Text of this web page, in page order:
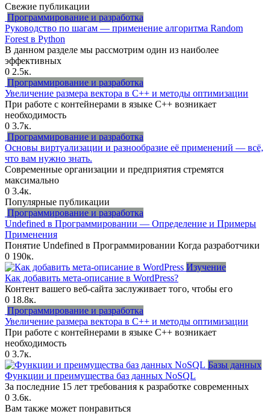
Свежие публикации
Программирование и разработка
Руководство по шагам — применение алгоритма Random
Forest в Python
В данном разделе мы рассмотрим один из наиболее
эффективных
0 2.5к.
Программирование и разработка
Увеличение размера вектора в C++ и методы оптимизации
При работе с контейнерами в языке C++ возникает
необходимость
0 3.7к.
Программирование и разработка
Основы виртуализации и разнообразие её применений — всё,
что вам нужно знать.
Современные организации и предприятия стремятся
максимально
0 3.4к.
Популярные публикации
Программирование и разработка
Undefined в Программировании — Определение и Примеры
Применения
Понятие Undefined в Программировании Когда разработчики
0 190к.
Изучение
Как добавить мета-описание в WordPress?
Контент вашего веб-сайта заслуживает того, чтобы его
0 18.8к.
Программирование и разработка
Увеличение размера вектора в C++ и методы оптимизации
При работе с контейнерами в языке C++ возникает
необходимость
0 3.7к.
Базы данных
Функции и преимущества баз данных NoSQL
За последние 15 лет требования к разработке современных
0 3.6к.
Вам также может понравиться